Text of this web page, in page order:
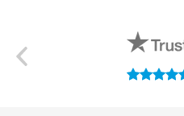
4.7 sterren